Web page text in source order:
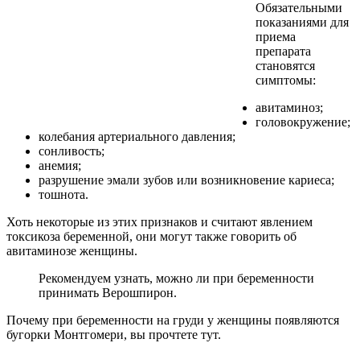
Обязательными
показаниями для
приема
препарата
становятся
симптомы:
авитаминоз;
головокружение;
колебания артериального давления;
сонливость;
анемия;
разрушение эмали зубов или возникновение кариеса;
тошнота.
Хоть некоторые из этих признаков и считают явлением
токсикоза беременной, они могут также говорить об
авитаминозе женщины.
Рекомендуем узнать, можно ли при беременности
принимать Верошпирон.
Почему при беременности на груди у женщины появляются
бугорки Монтгомери, вы прочтете тут.